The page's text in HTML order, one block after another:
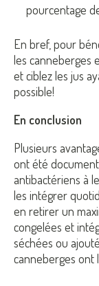
pourcentage
En bref, pour
les canneberges
et ciblez les jus
possible!
En conclusion
Plusieurs
ont été
antibactériens à
les intégrer
en retirer un
congelées et
séchées ou
canneberges ont